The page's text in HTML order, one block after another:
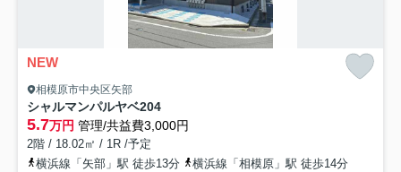
NEW
相模原市中央区矢部
シャルマンパルヤベ204
5.7万円 管理/共益費3,000円
2階 / 18.02㎡ / 1R /予定
横浜線「矢部」駅 徒歩13分
横浜線「相模原」駅 徒歩14分